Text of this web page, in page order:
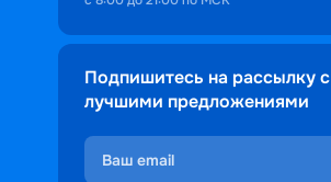
Подпишитесь на рассылку с
лучшими предложениями